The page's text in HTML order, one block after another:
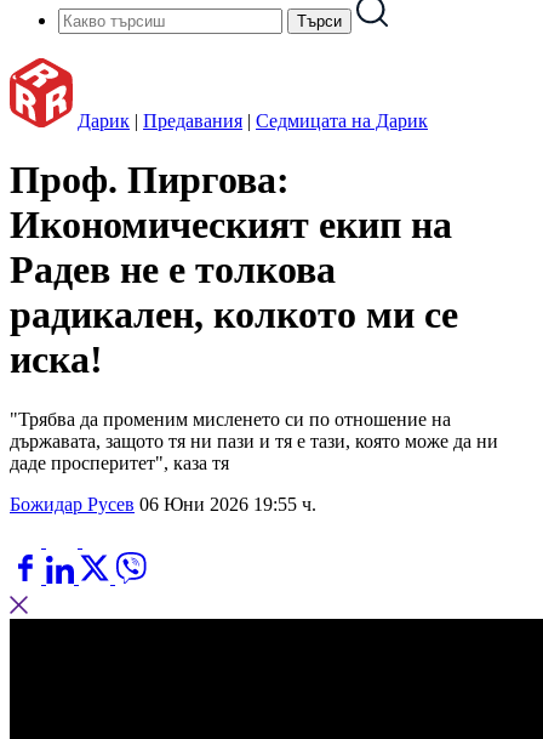
Дарик | Предавания | Седмицата на Дарик
Проф. Пиргова:
Икономическият екип на
Радев не е толкова
радикален, колкото ми се
иска!
"Трябва да променим мисленето си по отношение на
държавата, защото тя ни пази и тя е тази, която може да ни
даде просперитет", каза тя
Божидар Русев 06 Юни 2026 19:55 ч.